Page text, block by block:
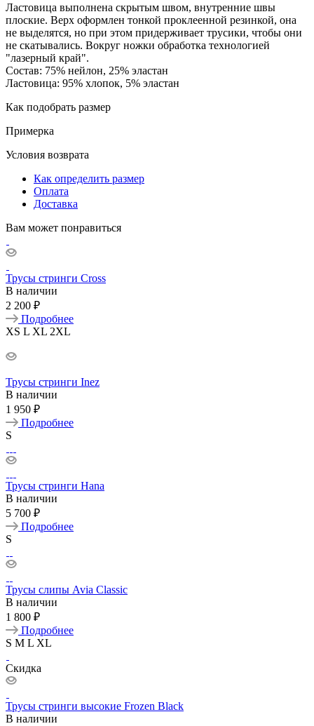
Ластовица выполнена скрытым швом, внутренние швы
плоские. Верх оформлен тонкой проклеенной резинкой, она
не выделятся, но при этом придерживает трусики, чтобы они
не скатывались. Вокруг ножки обработка технологией
"лазерный край".
Состав: 75% нейлон, 25% эластан
Ластовица: 95% хлопок, 5% эластан
Как подобрать размер
Примерка
Условия возврата
Как определить размер
Оплата
Доставка
Вам может понравиться
Трусы стринги Cross
В наличии
2 200 ₽
Подробнее
XS L XL 2XL
Трусы стринги Inez
В наличии
1 950 ₽
Подробнее
S
Трусы стринги Hana
В наличии
5 700 ₽
Подробнее
S
Трусы слипы Avia Classic
В наличии
1 800 ₽
Подробнее
S M L XL
Скидка
Трусы стринги высокие Frozen Black
В наличии